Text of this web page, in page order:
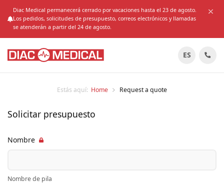
Diac Medical permanecerá cerrado por vacaciones hasta el 23 de agosto.
Los pedidos, solicitudes de presupuesto, correos electrónicos y llamadas
se atenderán a partir del 24 de agosto.
ES
Estás aquí: Home Request a quote
Solicitar presupuesto
Nombre
Nombre de pila